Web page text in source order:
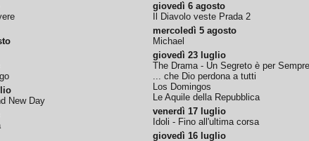
New Day
giovedì 6 agosto
Il Diavolo veste Prada 2
mercoledì 5 agosto
Michael
giovedì 23 luglio
The Drama - Un Segreto è per Sempre
... che Dio perdona a tutti
Los Domingos
Le Aquile della Repubblica
venerdì 17 luglio
Idoli - Fino all'ultima corsa
giovedì 16 luglio